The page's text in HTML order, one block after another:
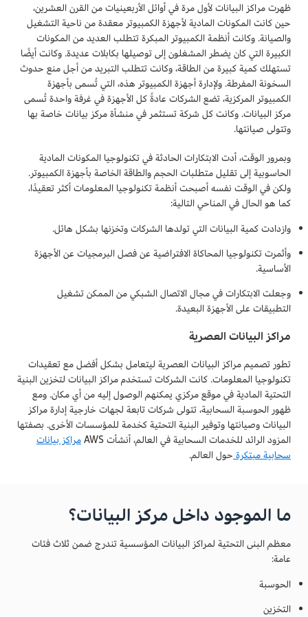
ظهرت مراكز البيانات لأول مرة في أوائل الأربعينيات من القرن العشرين،
حين كانت المكونات المادية لأجهزة الكمبيوتر معقدة من ناحية التشغيل
والصيانة. وكانت أنظمة الكمبيوتر المبكرة تتطلب العديد من المكونات
الكبيرة التي كان يضطر المشغلون إلى توصيلها بكابلات عديدة. وكانت أيضًا
تستهلك كمية كبيرة من الطاقة، وكانت تتطلب التبريد من أجل منع حدوث
السخونة المفرطة. ولإدارة أجهزة الكمبيوتر هذه، التي تُسمى بأجهزة
الكمبيوتر المركزية، تضع الشركات عادةً كل الأجهزة في غرفة واحدة تُسمى
مركز البيانات. وكانت كل شركة تستثمر في منشأة مركز بيانات خاصة بها
وتتولى صيانتها.
وبمرور الوقت، أدت الابتكارات الحادثة في تكنولوجيا المكونات المادية
الحاسوبية إلى تقليل متطلبات الحجم والطاقة الخاصة بأجهزة الكمبيوتر.
ولكن في الوقت نفسه أصبحت أنظمة تكنولوجيا المعلومات أكثر تعقيدًا،
كما هو الحال في المناحي التالية:
وازدادت كمية البيانات التي تولدها الشركات وتخزنها بشكل هائل.
وأثمرت تكنولوجيا المحاكاة الافتراضية عن فصل البرمجيات عن الأجهزة
الأساسية.
وجعلت الابتكارات في مجال الاتصال الشبكي من الممكن تشغيل
التطبيقات على الأجهزة البعيدة.
مراكز البيانات العصرية
تطور تصميم مراكز البيانات العصرية ليتعامل بشكل أفضل مع تعقيدات
تكنولوجيا المعلومات. كانت الشركات تستخدم مراكز البيانات لتخزين البنية
التحتية المادية في موقع مركزي يمكنهم الوصول إليه من أي مكان. ومع
ظهور الحوسبة السحابية، تتولى شركات تابعة لجهات خارجية إدارة مراكز
البيانات وصيانتها وتوفير البنية التحتية كخدمة للمؤسسات الأخرى. بصفتها
المزود الرائد للخدمات السحابية في العالم، أنشأت AWS
مراكز بيانات
سحابية مبتكرة حول العالم.
ما الموجود داخل مركز البيانات؟
معظم البنى التحتية لمراكز البيانات المؤسسية تندرج ضمن ثلاث فئات
عامة:
الحوسبة
التخزين